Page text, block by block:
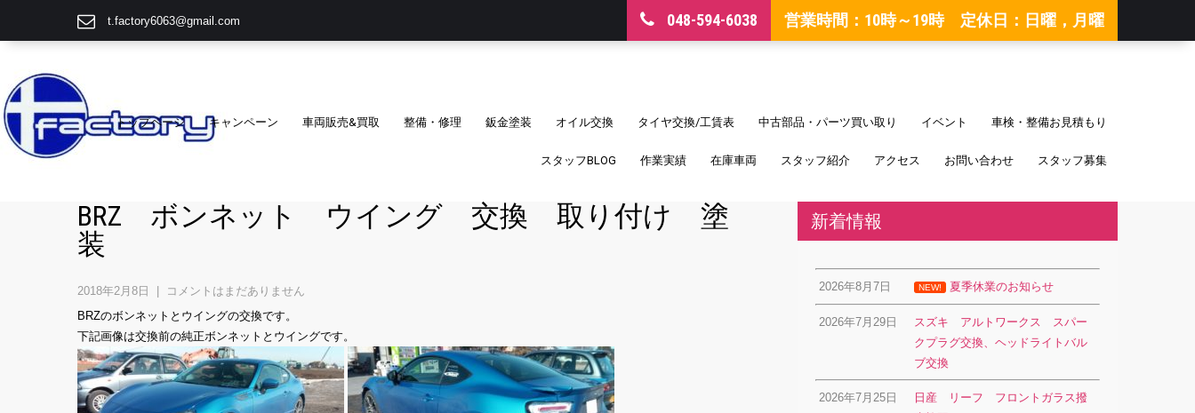
t.factory6063@gmail.com 048-594-6038 営業時間：10時～19時 定休日：日曜，月曜
トップページ キャンペーン 車両販売&買取 整備・修理 鈑金塗装 オイル交換 タイヤ交換/工賃表 中古部品・パーツ買い取り イベント 車検・整備お見積もり
スタッフBLOG 作業実績 在庫車両 スタッフ紹介 アクセス お問い合わせ スタッフ募集
BRZ ボンネット ウイング 交換 取り付け 塗
装
2018年2月8日
コメントはまだありません
BRZのボンネットとウイングの交換です。
下記画像は交換前の純正ボンネットとウイングです。
新着情報
2026年8月7日 NEW! 夏季休業のお知らせ
2026年7月29日
スズキ アルトワークス スパー
クプラグ交換、ヘッドライトバル
ブ交換
2026年7月25日
日産 リーフ フロントガラス撥